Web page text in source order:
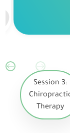
Session 3:
Therapy